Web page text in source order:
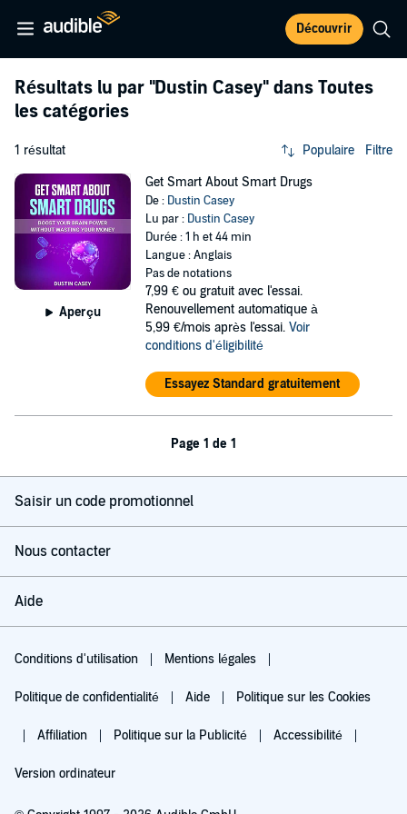
Découvrir
Résultats lu par "Dustin Casey" dans Toutes
les catégories
1 résultat Populaire Filtre
Aperçu
Get Smart About Smart Drugs
De : Dustin Casey
Lu par : Dustin Casey
Durée : 1 h et 44 min
Langue : Anglais
Pas de notations
7,99 € ou gratuit avec l'essai.
Renouvellement automatique à
5,99 €/mois après l'essai. Voir
conditions d'éligibilité
Essayez Standard gratuitement
Page 1 de 1
Saisir un code promotionnel
Nous contacter
Aide
Conditions d'utilisation Mentions légales
Politique de confidentialité Aide Politique sur les Cookies
Affiliation Politique sur la Publicité Accessibilité
Version ordinateur